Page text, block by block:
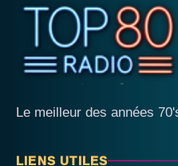
Le meilleur des années
LIENS UTILES